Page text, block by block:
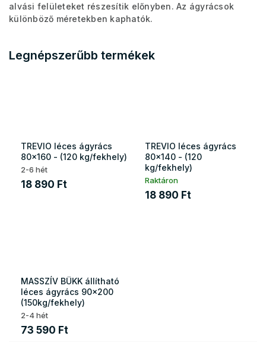
alvási felületeket részesítik előnyben. Az ágyrácsok
különböző méretekben kaphatók.
Legnépszerűbb termékek
TREVIO léces ágyrács
80x160 - (120 kg/fekhely)
2-6 hét
18 890 Ft
TREVIO léces ágyrács
80x140 - (120
kg/fekhely)
Raktáron
18 890 Ft
MASSZÍV BÜKK állítható
léces ágyrács 90x200
(150kg/fekhely)
2-4 hét
73 590 Ft